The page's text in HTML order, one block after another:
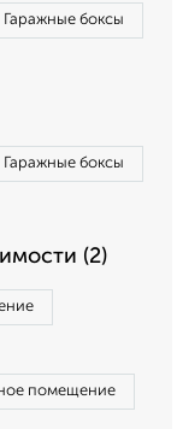
Гаражные боксы
Гаражные боксы
(2)
помещение